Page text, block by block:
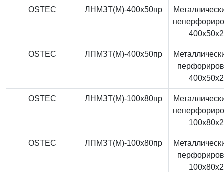
OSTEC ЛНМЗТ(М)-400x50пр
OSTEC ЛПМЗТ(М)-400x50пр
OSTEC ЛНМЗТ(М)-100x80пр
OSTEC ЛПМЗТ(М)-100x80пр